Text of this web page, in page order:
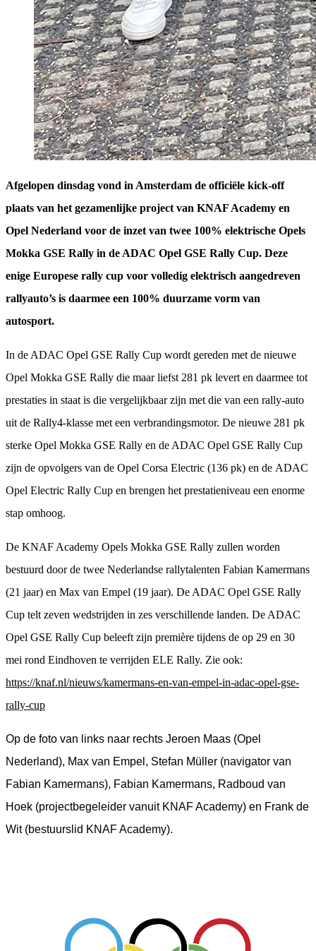
Afgelopen dinsdag vond in Amsterdam de officiële kick-off
plaats van het gezamenlijke project van KNAF Academy en
Opel Nederland voor de inzet van twee 100% elektrische Opels
Mokka GSE Rally in de ADAC Opel GSE Rally Cup. Deze
enige Europese rally cup voor volledig elektrisch aangedreven
rallyauto’s is daarmee een 100% duurzame vorm van
autosport.
In de ADAC Opel GSE Rally Cup wordt gereden met de nieuwe
Opel Mokka GSE Rally die maar liefst 281 pk levert en daarmee tot
prestaties in staat is die vergelijkbaar zijn met die van een rally-auto
uit de Rally4-klasse met een verbrandingsmotor. De nieuwe 281 pk
sterke Opel Mokka GSE Rally en de ADAC Opel GSE Rally Cup
zijn de opvolgers van de Opel Corsa Electric (136 pk) en de ADAC
Opel Electric Rally Cup en brengen het prestatieniveau een enorme
stap omhoog.
De KNAF Academy Opels Mokka GSE Rally zullen worden
bestuurd door de twee Nederlandse rallytalenten Fabian Kamermans
(21 jaar) en Max van Empel (19 jaar). De ADAC Opel GSE Rally
Cup telt zeven wedstrijden in zes verschillende landen. De ADAC
Opel GSE Rally Cup beleeft zijn première tijdens de op 29 en 30
mei rond Eindhoven te verrijden ELE Rally. Zie ook:
https://knaf.nl/nieuws/kamermans-en-van-empel-in-adac-opel-gse-
rally-cup
Op de foto van links naar rechts Jeroen Maas (Opel
Nederland), Max van Empel, Stefan Müller (navigator van
Fabian Kamermans), Fabian Kamermans, Radboud van
Hoek (projectbegeleider vanuit KNAF Academy) en Frank de
Wit (bestuurslid KNAF Academy).